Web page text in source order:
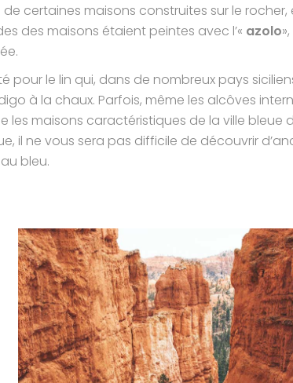
certaines maisons construites sur le rocher,
des maisons étaient peintes avec l’« azolo»,
pour le lin qui, dans de nombreux pays
à la chaux. Parfois, même les alcôves
les maisons caractéristiques de la ville bleue
il ne vous sera pas difficile de découvrir
bleu.